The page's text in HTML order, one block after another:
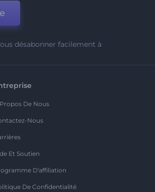
désabonner facilement à
De Nous
Nous
Et Soutien
D'affiliation
De Confidentialité